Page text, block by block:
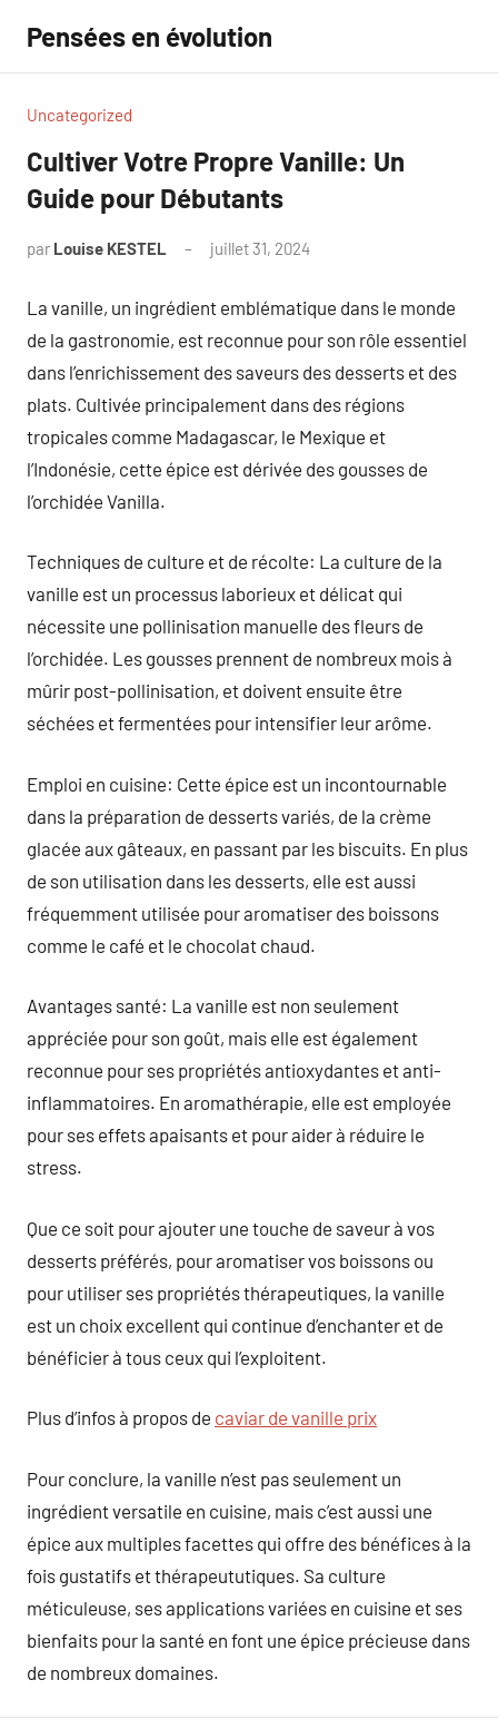
contenu
Pensées en évolution
Uncategorized
Cultiver Votre Propre Vanille: Un
Guide pour Débutants
par Louise KESTEL juillet 31, 2024
La vanille, un ingrédient emblématique dans le monde
de la gastronomie, est reconnue pour son rôle essentiel
dans l’enrichissement des saveurs des desserts et des
plats. Cultivée principalement dans des régions
tropicales comme Madagascar, le Mexique et
l’Indonésie, cette épice est dérivée des gousses de
l’orchidée Vanilla.
Techniques de culture et de récolte: La culture de la
vanille est un processus laborieux et délicat qui
nécessite une pollinisation manuelle des fleurs de
l’orchidée. Les gousses prennent de nombreux mois à
mûrir post-pollinisation, et doivent ensuite être
séchées et fermentées pour intensifier leur arôme.
Emploi en cuisine: Cette épice est un incontournable
dans la préparation de desserts variés, de la crème
glacée aux gâteaux, en passant par les biscuits. En plus
de son utilisation dans les desserts, elle est aussi
fréquemment utilisée pour aromatiser des boissons
comme le café et le chocolat chaud.
Avantages santé: La vanille est non seulement
appréciée pour son goût, mais elle est également
reconnue pour ses propriétés antioxydantes et anti-
inflammatoires. En aromathérapie, elle est employée
pour ses effets apaisants et pour aider à réduire le
stress.
Que ce soit pour ajouter une touche de saveur à vos
desserts préférés, pour aromatiser vos boissons ou
pour utiliser ses propriétés thérapeutiques, la vanille
est un choix excellent qui continue d’enchanter et de
bénéficier à tous ceux qui l’exploitent.
Plus d’infos à propos de caviar de vanille prix
Pour conclure, la vanille n’est pas seulement un
ingrédient versatile en cuisine, mais c’est aussi une
épice aux multiples facettes qui offre des bénéfices à la
fois gustatifs et thérapeututiques. Sa culture
méticuleuse, ses applications variées en cuisine et ses
bienfaits pour la santé en font une épice précieuse dans
de nombreux domaines.